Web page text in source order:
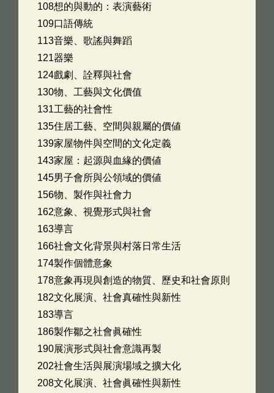
108想的與動的：表演藝術
109口語傳統
113音樂、歌謠與舞蹈
121器樂
124戲劇、詮釋與社會
130物、工藝與文化價值
131工藝的社會性
135住居工藝、空間與親屬的價値
139家屋物件與空間的文化定義
143家屋：起源與血緣的價値
145男子會所與公領域的價値
156物、製作與社會力
162意象、視覺形式與社會
163導言
166社會文化背景與村落日常生活
174製作個體意象
178意象再現與創造的物質、歷史和社會原則
182文化展演、社會真確性與新性
183導言
186製作鄒之社會眞確性
190展演形式與社會意識再製
202社會生活與展演場域之擴大化
208文化展演、社會眞確性與新性